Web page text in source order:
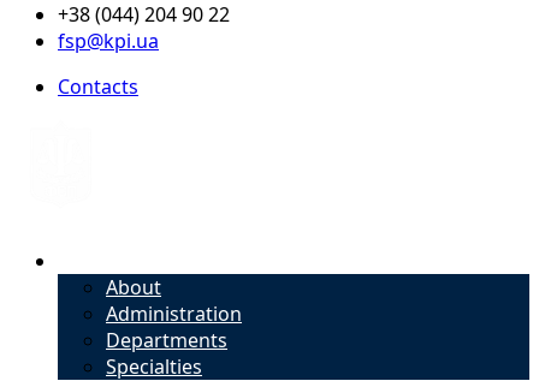
+38 (044) 204 90 22
fsp@kpi.ua
Contacts
About
Administration
Departments
Specialties